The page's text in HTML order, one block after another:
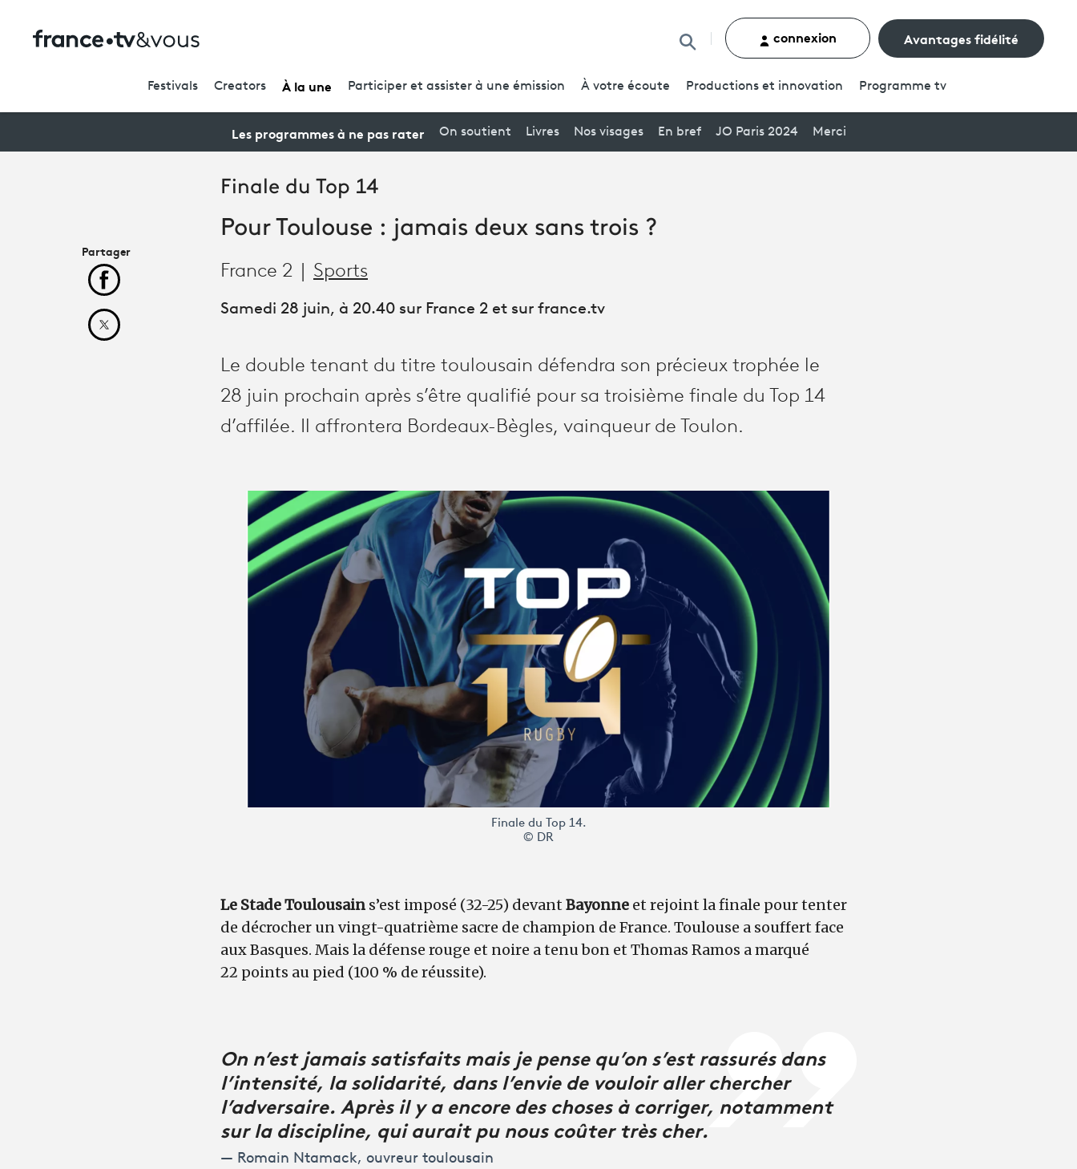
Rechercher un contenu
connexion Avantages fidélité
Festivals Creators À la une Participer et assister à une émission À votre écoute Productions et innovation Programme tv
Les programmes à ne pas rater On soutient Livres Nos visages En bref JO Paris 2024 Merci
Finale du Top 14
Pour Toulouse : jamais deux sans trois ?
France 2 Sports
Samedi 28 juin, à 20.40 sur France 2 et sur france.tv
Le double tenant du titre toulousain défendra son précieux trophée le
28 juin prochain après s’être qualifié pour sa troisième finale du Top 14
d’affilée. Il affrontera Bordeaux-Bègles, vainqueur de Toulon.
Finale du Top 14.
© DR
Le Stade Toulousain s’est imposé (32-25) devant Bayonne et rejoint la finale pour tenter
de décrocher un vingt-quatrième sacre de champion de France. Toulouse a souffert face
aux Basques. Mais la défense rouge et noire a tenu bon et Thomas Ramos a marqué
22 points au pied (100 % de réussite).
On n’est jamais satisfaits mais je pense qu’on s’est rassurés dans
l’intensité, la solidarité, dans l’envie de vouloir aller chercher
l’adversaire. Après il y a encore des choses à corriger, notamment
sur la discipline, qui aurait pu nous coûter très cher.
Romain Ntamack, ouvreur toulousain
Partager
Partager cet article sur Facebook
Partager cet article sur X